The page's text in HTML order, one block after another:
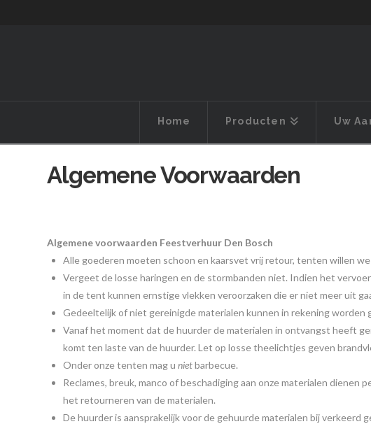
Home Producten Uw
Algemene Voorwaarden
Algemene voorwaarden Feestverhuur Den Bosch
Alle goederen moeten schoon en kaarsvet vrij retour, tenten willen
Vergeet de losse haringen en de stormbanden niet. Indien het
in de tent kunnen ernstige vlekken veroorzaken die er niet meer uit
Gedeeltelijk of niet gereinigde materialen kunnen in rekening
Vanaf het moment dat de huurder de materialen in ontvangst heeft
komt ten laste van de huurder. Let op losse theelichtjes geven
Onder onze tenten mag unietbarbecue.
Reclames, breuk, manco of beschadiging aan onze materialen
het retourneren van de materialen.
De huurder is aansprakelijk voor de gehuurde materialen bij verkeerd